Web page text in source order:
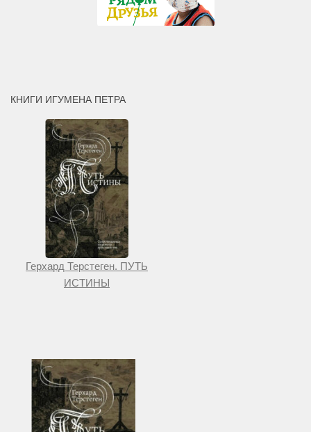
КНИГИ ИГУМЕНА ПЕТРА
Герхард Терстеген. ПУТЬ
ИСТИНЫ